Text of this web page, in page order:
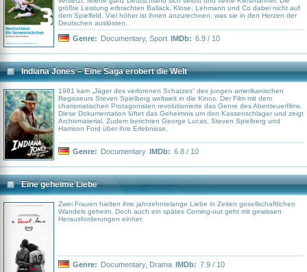
verboten – sind. Aber schafft es “Islamic Finance”, seiner Vorgabe gerecht zu
werden, sämtlichen Bankgeschäften reale Werte zu unterlegen, also
Sicherheiten, die westliche Banken durch immer neue Spekulationsmodelle
nicht mehr gewährleisten?
größte Leistung erbrachten Ballack, Klose, Lehmann und Co dabei nicht auf
dem Spielfeld. Viel höher ist ihnen anzurechnen, was sie in den Herzen der
Deutschen auslösten.
Genre: Documentary, Sport IMDb: 6.9 / 10
Indiana Jones – Eine Saga erobert die Welt
1981 kam „Jäger des verlorenen Schatzes“ des jungen amerikanischen
Regisseurs Steven Spielberg weltweit in die Kinos. Der Film mit dem
charismatischen Protagonisten revolutionierte das Genre des Abenteuerfilms.
Diese Dokumentation lüftet das Geheimnis um den Kassenschlager und zeigt
Archivmaterial. Zudem berichten George Lucas, Steven Spielberg und
Harrison Ford über ihre Erlebnisse.
Genre: Documentary IMDb: 6.8 / 10
Eine geheime Liebe
Zwei Frauen hielten ihre jahrzehntelange Liebe in Zeiten gesellschaftlichen
Wandels geheim. Doch auch ein spätes Coming-out geht mit gewissen
Herausforderungen einher.
Genre: Documentary, Drama IMDb: 7.9 / 10